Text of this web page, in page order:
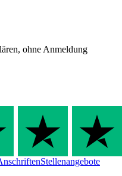
ohne Anmeldung
Stellenangebote